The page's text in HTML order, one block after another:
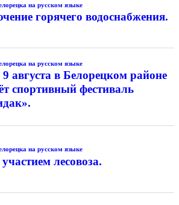
на русском языке
горячего водоснабжения.
на русском языке
августа в Белорецком районе
спортивный фестиваль
на русском языке
лесовоза.